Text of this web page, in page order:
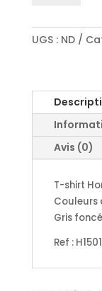
HOMME
UGS : ND
Avis (0)
T-shirt
Couleurs
Gris
Ref :